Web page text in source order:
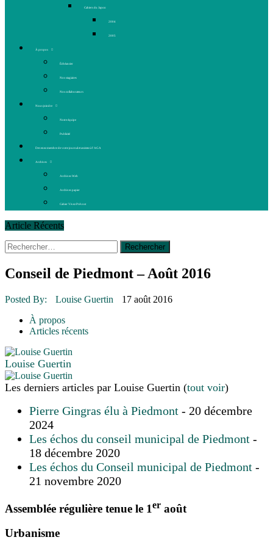
Cahiers du Japon
2004
2005
À propos
Échéancier
Nos stagiaires
Nos collaborateurs
Nous joindre
Notre équipe
Publicité
Devenez membre de votre journal et assistez à l’AGA
Archives
Archives Web
Archives papier
Cahier Vivez Prévost
Article Récents
14 octobre 2015
La course de boîtes à savon du club
Le rendez-vous des bolides
30 juin 2015
Fantaisie et créativité en mode jeunesse
16 juillet 2026 | CULTURE
16 juillet 2026
16 juillet 2026
16 juillet 2026 |
Rechercher :
Conseil de Piedmont – Août 2016
Posted By: Louise Guertin
17 août 2016
À propos
Articles récents
Louise Guertin
Les derniers articles par Louise Guertin (tout voir)
Pierre Gingras élu à Piedmont - 20 décembre
2024
Les échos du conseil municipal de Piedmont -
18 décembre 2020
Les échos du Conseil municipal de Piedmont -
21 novembre 2020
Assemblée régulière tenue le 1er août
Urbanisme